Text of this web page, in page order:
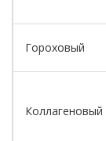
Гороховый
Коллагеновый